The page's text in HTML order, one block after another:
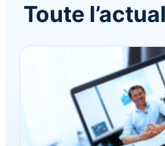
Toute